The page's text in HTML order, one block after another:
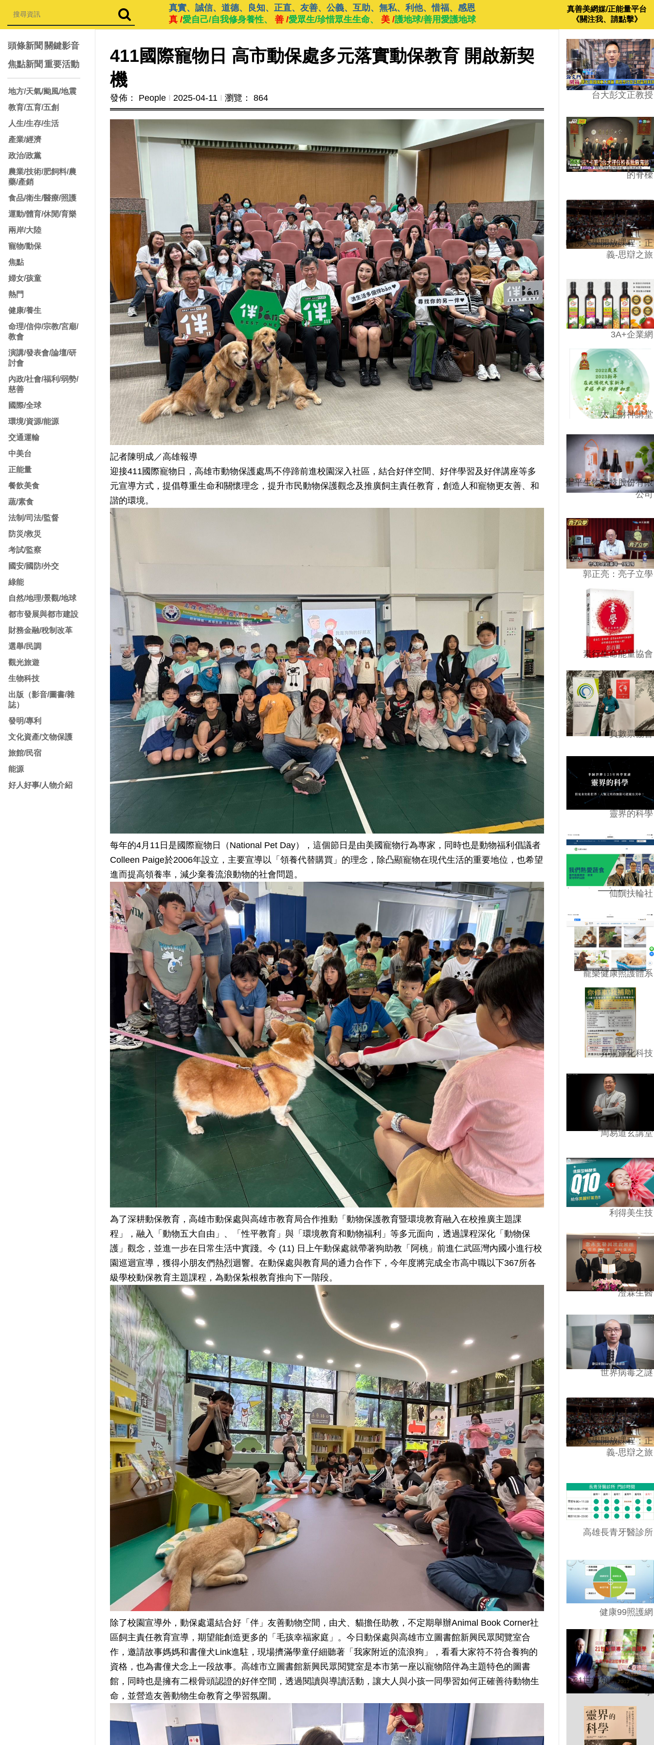
真實、誠信、道德、良知、正直、友善、公義、互助、無私、利他、惜福、感恩
真 /愛自己/自我修身養性、 善 /愛眾生/珍惜眾生生命、 美 /護地球/善用愛護地球
真善美網媒/正能量平台
《關注我、請點擊》
頭條新聞 關鍵影音
焦點新聞 重要活動
地方/天氣/颱風/地震
教育/五育/五創
人生/生存/生活
產業/經濟
政治/政黨
農業/技術/肥飼料/農
藥/產銷
食品/衛生/醫療/照護
運動/體育/休閒/育樂
兩岸/大陸
寵物/動保
焦點
婦女/孩童
熱門
健康/養生
命理/信仰/宗教/宮廟/
教會
演講/發表會/論壇/研
討會
內政/社會/福利/弱勢/
慈善
國際/全球
環境/資源/能源
交通運輸
中美台
正能量
餐飲美食
蔬/素食
法制/司法/監督
防災/救災
考試/監察
國安/國防/外交
綠能
自然/地理/景觀/地球
都市發展與都市建設
財務金融/稅制改革
選舉/民調
觀光旅遊
生物科技
出版（影音/圖書/雜
誌）
發明/專利
文化資產/文物保護
旅館/民宿
能源
好人好事/人物介紹
411國際寵物日 高市動保處多元落實動保教育 開啟新契
機
發佈： People Ι 2025-04-11 Ι 瀏覽： 864
記者陳明成／高雄報導
迎接411國際寵物日，高雄市動物保護處馬不停蹄前進校園深入社區，結合好伴空間、好伴學習及好伴講座等多
元宣導方式，提倡尊重生命和關懷理念，提升市民動物保護觀念及推廣飼主責任教育，創造人和寵物更友善、和
諧的環境。
每年的4月11日是國際寵物日（National Pet Day），這個節日是由美國寵物行為專家，同時也是動物福利倡議者
Colleen Paige於2006年設立，主要宣導以「領養代替購買」的理念，除凸顯寵物在現代生活的重要地位，也希望
進而提高領養率，減少棄養流浪動物的社會問題。
為了深耕動保教育，高雄市動保處與高雄市教育局合作推動「動物保護教育暨環境教育融入在校推廣主題課
程」，融入「動物五大自由」、「性平教育」與「環境教育和動物福利」等多元面向，透過課程深化「動物保
護」觀念，並進一步在日常生活中實踐。今 (11) 日上午動保處就帶著狗助教「阿桃」前進仁武區灣內國小進行校
園巡迴宣導，獲得小朋友們熱烈迴響。在動保處與教育局的通力合作下，今年度將完成全市高中職以下367所各
級學校動保教育主題課程，為動保紮根教育推向下一階段。
除了校園宣導外，動保處還結合好「伴」友善動物空間，由犬、貓擔任助教，不定期舉辦Animal Book Corner社
區飼主責任教育宣導，期望能創造更多的「毛孩幸福家庭」。今日動保處與高雄市立圖書館新興民眾閱覽室合
作，邀請故事媽媽和書僮犬Link進駐，現場擠滿學童仔細聽著「我家附近的流浪狗」，看看大家符不符合養狗的
資格，也為書僮犬念上一段故事。高雄市立圖書館新興民眾閱覽室是本市第一座以寵物陪伴為主題特色的圖書
館，同時也是擁有二根骨頭認證的好伴空間，透過閱讀與導讀活動，讓大人與小孩一同學習如何正確善待動物生
命，並營造友善動物生命教育之學習氛圍。
台大彭文正教授
台學版的54/64》大學
的脊樑
哈佛大學開放課程：正
義-思辯之旅
3A+企業網
太上財神講堂
聖平生物科技股份有限
公司
郭正亮：亮子立學
素行生命能量協會
負數票協會
靈界的科學
仙饌扶輪社
寵樂健康照護體系
昇揚淨化科技
周易道玄講堂
利得美生技
澄霖生醫
世界病毒之謎
哈佛大學開放課程：正
義-思辯之旅
高雄長青牙醫診所
健康99照護網
21世紀領導力與倫理
學